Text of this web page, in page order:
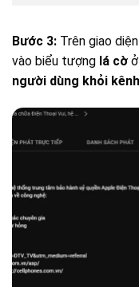
Bước 3: Trên giao
vào biểu tượng lá cờ
người dùng khỏi